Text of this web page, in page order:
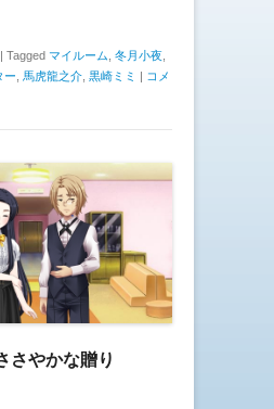
Tagged マイルーム 冬月小夜
ー 馬虎龍之介 黒崎ミミ
コメ
さやかな贈り